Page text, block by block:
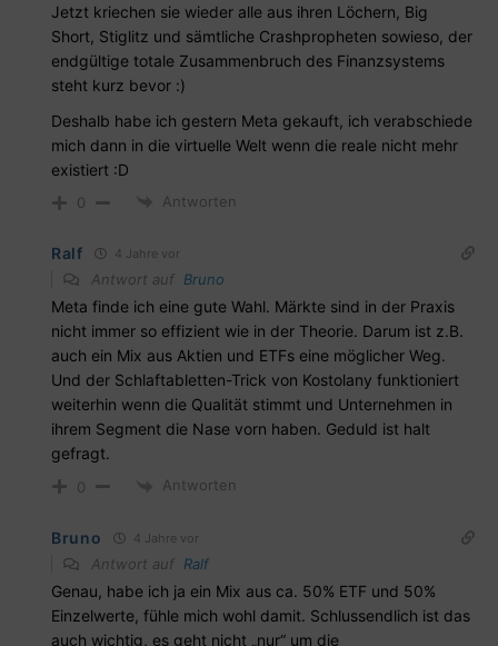
Jetzt kriechen sie wieder alle aus ihren Löchern, Big
Short, Stiglitz und sämtliche Crashpropheten sowieso, der
endgültige totale Zusammenbruch des Finanzsystems
steht kurz bevor :)
Deshalb habe ich gestern Meta gekauft, ich verabschiede
mich dann in die virtuelle Welt wenn die reale nicht mehr
existiert :D
0 Antworten
Ralf 4 Jahre vor
Antwort auf Bruno
Meta finde ich eine gute Wahl. Märkte sind in der Praxis
nicht immer so effizient wie in der Theorie. Darum ist z.B.
auch ein Mix aus Aktien und ETFs eine möglicher Weg.
Und der Schlaftabletten-Trick von Kostolany funktioniert
weiterhin wenn die Qualität stimmt und Unternehmen in
ihrem Segment die Nase vorn haben. Geduld ist halt
gefragt.
0 Antworten
Bruno 4 Jahre vor
Antwort auf Ralf
Genau, habe ich ja ein Mix aus ca. 50% ETF und 50%
Einzelwerte, fühle mich wohl damit. Schlussendlich ist das
auch wichtig, es geht nicht „nur“ um die